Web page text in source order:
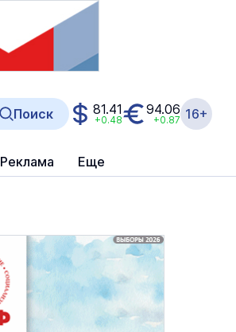
Реклама Еще
Поиск 81.41
+0.48
94.06
+0.87 16+